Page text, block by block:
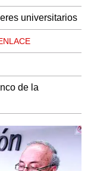
universitarios
de la